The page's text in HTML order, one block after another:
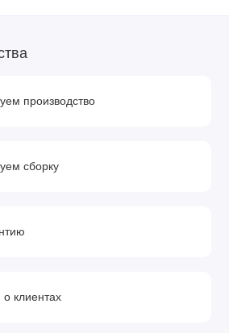
производство
сборку
клиентах